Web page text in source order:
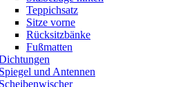
Teppichsatz
Sitze vorne
Rücksitzbänke
Fußmatten
Spiegel und Antennen
Scheibenwischer